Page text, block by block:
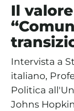
FOTOVOLTAICO
FAQ
CONTATTI
Il
Intervista a
italiano,
Politica
Johns